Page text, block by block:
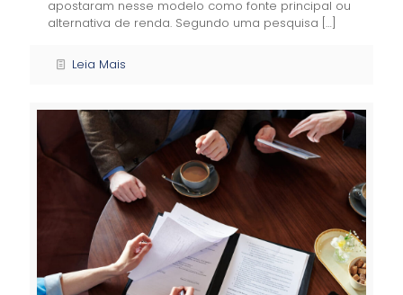
apostaram nesse modelo como fonte principal ou
alternativa de renda. Segundo uma pesquisa […]
Leia Mais